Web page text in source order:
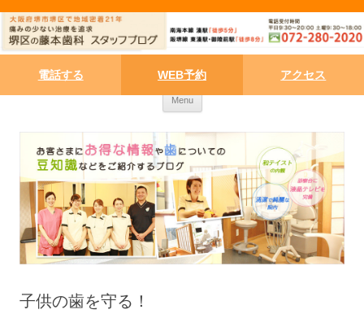
電話する WEB予約 アクセス
Menu Skip to content
子供の歯を守る！